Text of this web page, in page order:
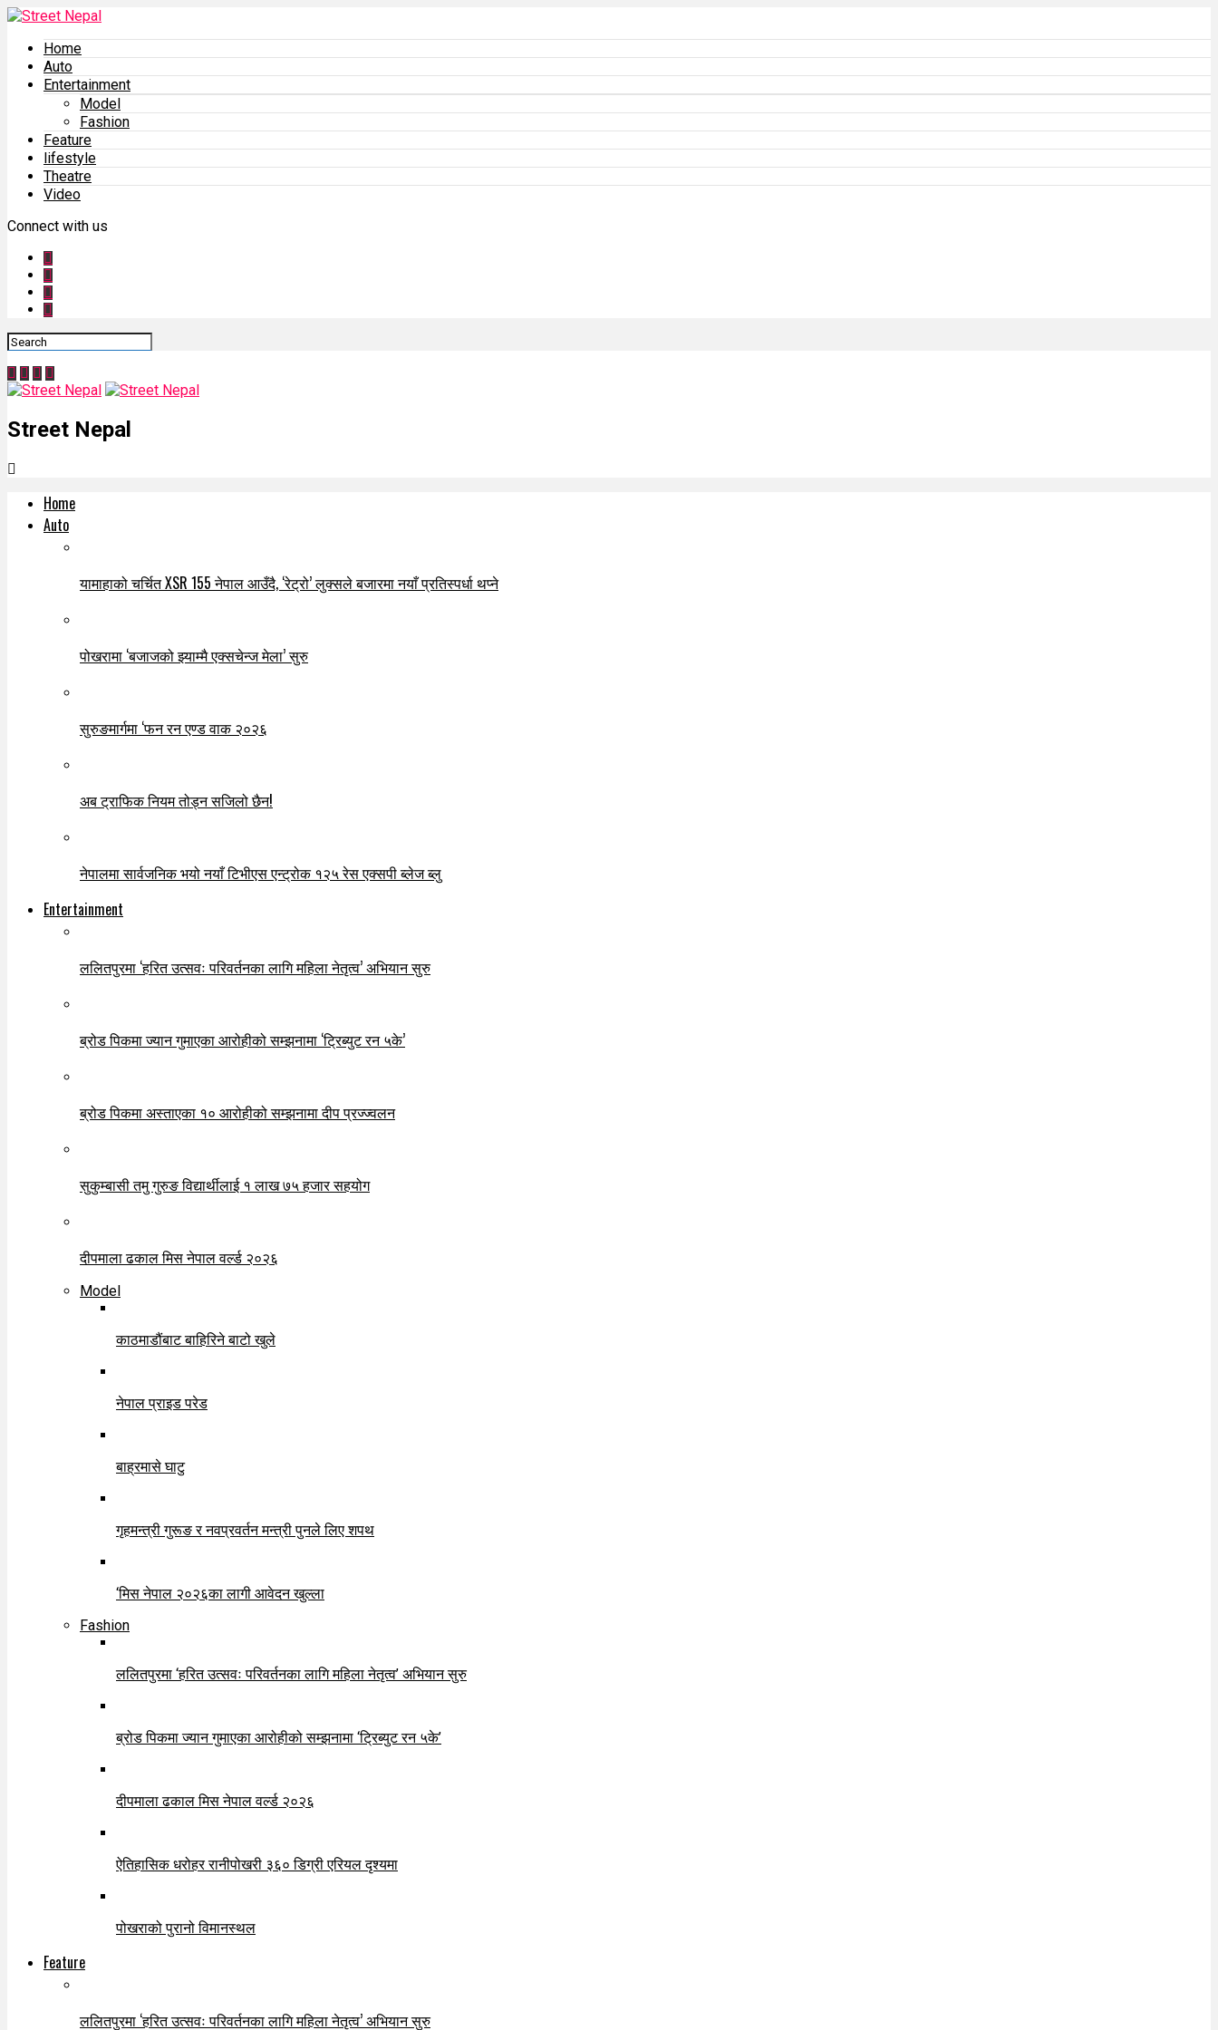
Home
Auto
Entertainment
Model
Fashion
Feature
lifestyle
Theatre
Video
Connect with us
Street Nepal
Home
Auto
यामाहाको चर्चित XSR 155 नेपाल आउँदै, ‘रेट्रो’ लुक्सले बजारमा नयाँ प्रतिस्पर्धा थप्ने
पोखरामा ‘बजाजको झ्याम्मै एक्सचेन्ज मेला’ सुरु
सुरुङमार्गमा ‘फन रन एण्ड वाक २०२६
अब ट्राफिक नियम तोड्न सजिलो छैन!
नेपालमा सार्वजनिक भयो नयाँ टिभीएस एन्ट्रोक १२५ रेस एक्सपी ब्लेज ब्लु
Entertainment
ललितपुरमा ‘हरित उत्सवः परिवर्तनका लागि महिला नेतृत्व’ अभियान सुरु
ब्रोड पिकमा ज्यान गुमाएका आरोहीको सम्झनामा ‘ट्रिब्युट रन ५के’
ब्रोड पिकमा अस्ताएका १० आरोहीको सम्झनामा दीप प्रज्ज्वलन
सुकुम्बासी तमु गुरुङ विद्यार्थीलाई १ लाख ७५ हजार सहयोग
दीपमाला ढकाल मिस नेपाल वर्ल्ड २०२६
Model
काठमाडौंबाट बाहिरिने बाटो खुले
नेपाल प्राइड परेड
बाह्रमासे घाटु
गृहमन्त्री गुरूङ र नवप्रवर्तन मन्त्री पुनले लिए शपथ
‘मिस नेपाल २०२६का लागी आवेदन खुल्ला
Fashion
ललितपुरमा ‘हरित उत्सवः परिवर्तनका लागि महिला नेतृत्व’ अभियान सुरु
ब्रोड पिकमा ज्यान गुमाएका आरोहीको सम्झनामा ‘ट्रिब्युट रन ५के’
दीपमाला ढकाल मिस नेपाल वर्ल्ड २०२६
ऐतिहासिक धरोहर रानीपोखरी ३६० डिग्री एरियल दृश्यमा
पोखराको पुरानो विमानस्थल
Feature
ललितपुरमा ‘हरित उत्सवः परिवर्तनका लागि महिला नेतृत्व’ अभियान सुरु